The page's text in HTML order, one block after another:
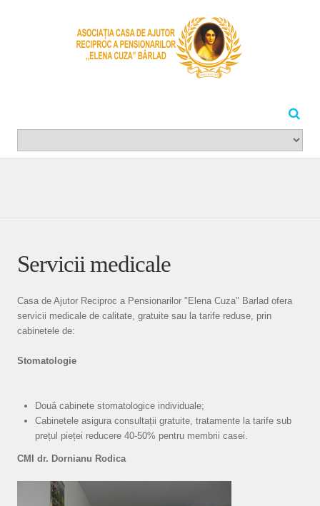
Servicii medicale
Casa de Ajutor Reciproc a Pensionarilor "Elena Cuza" Barlad ofera
servicii medicale de calitate, gratuite sau la tarife reduse, prin
cabinetele de:
Stomatologie
Două cabinete stomatologice individuale;
Cabinetele asigura consultații gratuite, tratamente la tarife sub
prețul pieței reducere 40-50% pentru membrii casei.
CMI dr. Dornianu Rodica